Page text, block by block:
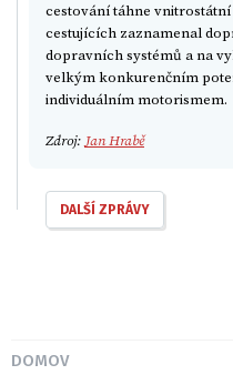
cestování táhne
cestujících zaznamenal
dopravních systémů a na
velkým konkurenčním
individuálním motorismem.
Zdroj: Jan Hrabě
DALŠÍ ZPRÁVY
DOMOV